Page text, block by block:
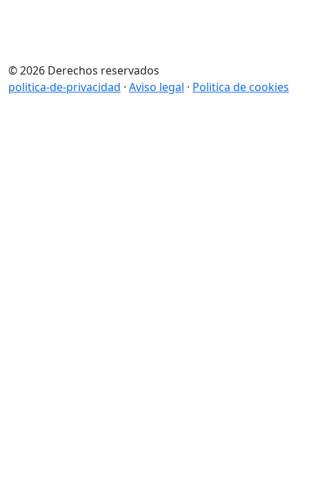
© 2026 Derechos reservados
politica-de-privacidad · Aviso legal · Politica de cookies